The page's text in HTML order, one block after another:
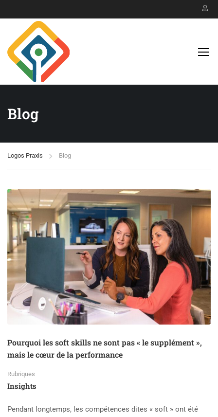
Blog
Logos Praxis Blog
Pourquoi les soft skills ne sont pas « le supplément »,
mais le cœur de la performance
Rubriques
Insights
Pendant longtemps, les compétences dites « soft » ont été